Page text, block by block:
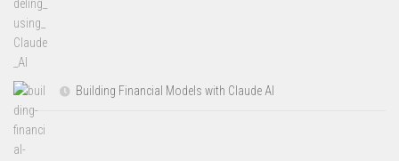
Building Financial Models with Claude AI